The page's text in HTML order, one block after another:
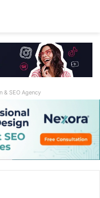
& SEO Agency